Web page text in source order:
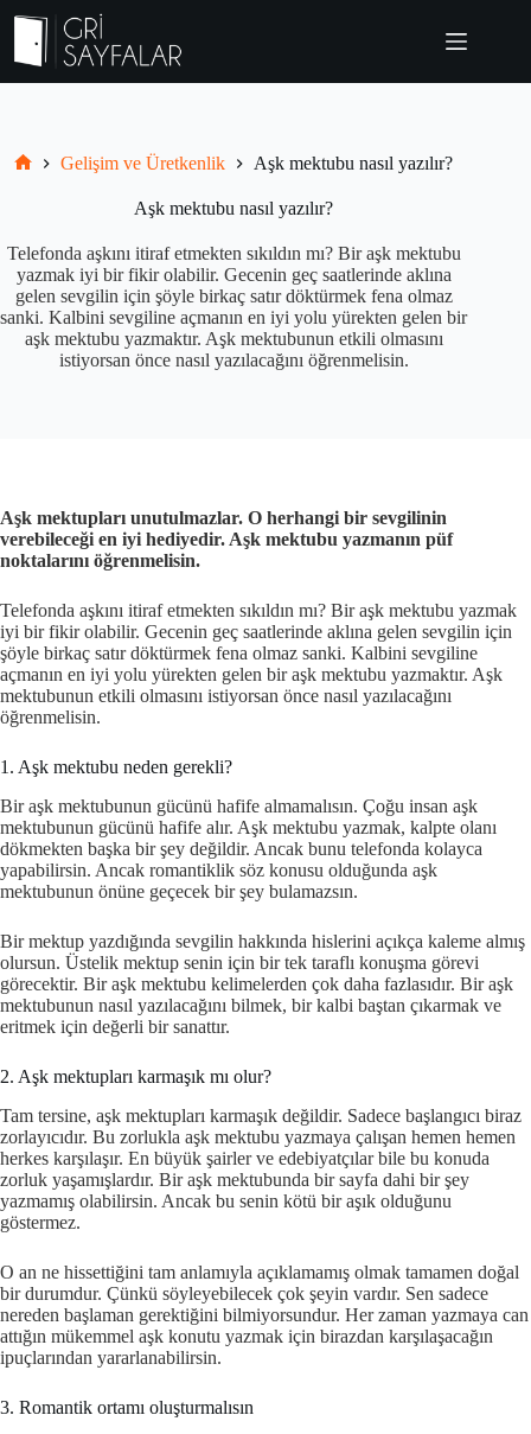
content
Gelişim ve Üretkenlik Aşk mektubu nasıl yazılır?
Aşk mektubu nasıl yazılır?
Telefonda aşkını itiraf etmekten sıkıldın mı? Bir aşk mektubu
yazmak iyi bir fikir olabilir. Gecenin geç saatlerinde aklına
gelen sevgilin için şöyle birkaç satır döktürmek fena olmaz
sanki. Kalbini sevgiline açmanın en iyi yolu yürekten gelen bir
aşk mektubu yazmaktır. Aşk mektubunun etkili olmasını
istiyorsan önce nasıl yazılacağını öğrenmelisin.
Aşk mektupları unutulmazlar. O herhangi bir sevgilinin
verebileceği en iyi hediyedir. Aşk mektubu yazmanın püf
noktalarını öğrenmelisin.
Telefonda aşkını itiraf etmekten sıkıldın mı? Bir aşk mektubu yazmak
iyi bir fikir olabilir. Gecenin geç saatlerinde aklına gelen sevgilin için
şöyle birkaç satır döktürmek fena olmaz sanki. Kalbini sevgiline
açmanın en iyi yolu yürekten gelen bir aşk mektubu yazmaktır. Aşk
mektubunun etkili olmasını istiyorsan önce nasıl yazılacağını
öğrenmelisin.
1. Aşk mektubu neden gerekli?
Bir aşk mektubunun gücünü hafife almamalısın. Çoğu insan aşk
mektubunun gücünü hafife alır. Aşk mektubu yazmak, kalpte olanı
dökmekten başka bir şey değildir. Ancak bunu telefonda kolayca
yapabilirsin. Ancak romantiklik söz konusu olduğunda aşk
mektubunun önüne geçecek bir şey bulamazsın.
Bir mektup yazdığında sevgilin hakkında hislerini açıkça kaleme almış
olursun. Üstelik mektup senin için bir tek taraflı konuşma görevi
görecektir. Bir aşk mektubu kelimelerden çok daha fazlasıdır. Bir aşk
mektubunun nasıl yazılacağını bilmek, bir kalbi baştan çıkarmak ve
eritmek için değerli bir sanattır.
2. Aşk mektupları karmaşık mı olur?
Tam tersine, aşk mektupları karmaşık değildir. Sadece başlangıcı biraz
zorlayıcıdır. Bu zorlukla aşk mektubu yazmaya çalışan hemen hemen
herkes karşılaşır. En büyük şairler ve edebiyatçılar bile bu konuda
zorluk yaşamışlardır. Bir aşk mektubunda bir sayfa dahi bir şey
yazmamış olabilirsin. Ancak bu senin kötü bir aşık olduğunu
göstermez.
O an ne hissettiğini tam anlamıyla açıklamamış olmak tamamen doğal
bir durumdur. Çünkü söyleyebilecek çok şeyin vardır. Sen sadece
nereden başlaman gerektiğini bilmiyorsundur. Her zaman yazmaya can
attığın mükemmel aşk konutu yazmak için birazdan karşılaşacağın
ipuçlarından yararlanabilirsin.
3. Romantik ortamı oluşturmalısın